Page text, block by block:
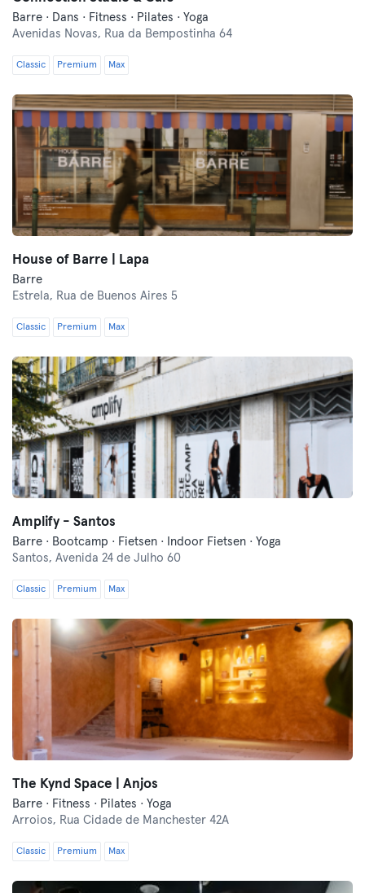
Barre · Dans · Fitness · Pilates · Yoga
Avenidas Novas, Rua da Bempostinha 64
Classic Premium Max
House of Barre | Lapa
Barre
Estrela, Rua de Buenos Aires 5
Classic Premium Max
Amplify - Santos
Barre · Bootcamp · Fietsen · Indoor Fietsen · Yoga
Santos, Avenida 24 de Julho 60
Classic Premium Max
The Kynd Space | Anjos
Barre · Fitness · Pilates · Yoga
Arroios, Rua Cidade de Manchester 42A
Classic Premium Max